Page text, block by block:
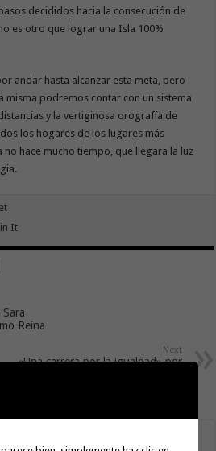
decididos hacia la consecución de
es otro que lograr una Isla 100%
andar hasta alcanzar esta meta, pero
misma podremos contar con un sistema
y la vertiginosa orografía de
los hogares de los lugares más
no hace mucho tiempo, que llegara la luz
Reina
Next
«Una carrera por la igualdad» por